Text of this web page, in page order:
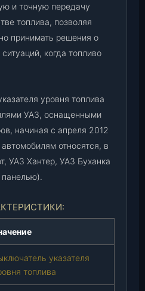
и точную передачу
топлива, позволяя
принимать решения о
когда топливо
уровня топлива
УАЗ, оснащенными
начиная с апреля 2012
относятся, в
УАЗ Хантер, УАЗ Буханка
указателя
топлива